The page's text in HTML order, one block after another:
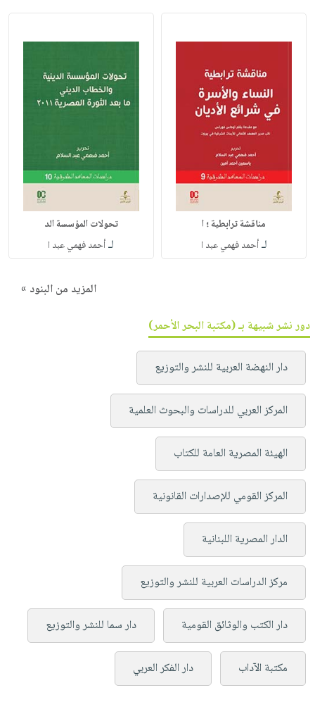
مناقشة ترابطية ؛ ا
لـأحمد فهمي عبد ا
تحولات المؤسسة الد
لـأحمد فهمي عبد ا
المزيد من البنود »
دور نشر شبيهة بـ (مكتبة البحر الأحمر)
دار النهضة العربية للنشر والتوزيع
المركز العربي للدراسات والبحوث العلمية
الهيئة المصرية العامة للكتاب
المركز القومي للإصدارات القانونية
الدار المصرية اللبنانية
مركز الدراسات العربية للنشر والتوزيع
دار الكتب والوثائق القومية دار سما للنشر والتوزيع
مكتبة الآداب دار الفكر العربي